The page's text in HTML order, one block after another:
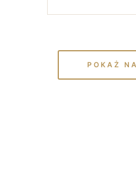
POKAŻ